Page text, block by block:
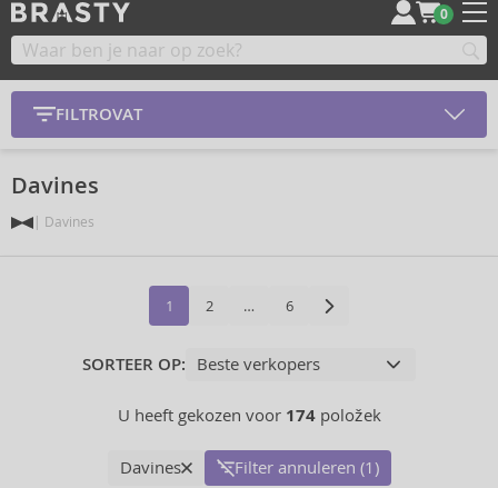
0
FILTROVAT
Davines
Davines
1 2 … 6
SORTEER OP:
U heeft gekozen voor 174položek
Davines Filter annuleren (1)